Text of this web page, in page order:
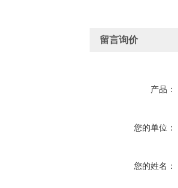
留言询价
产品：
您的单位：
您的姓名：